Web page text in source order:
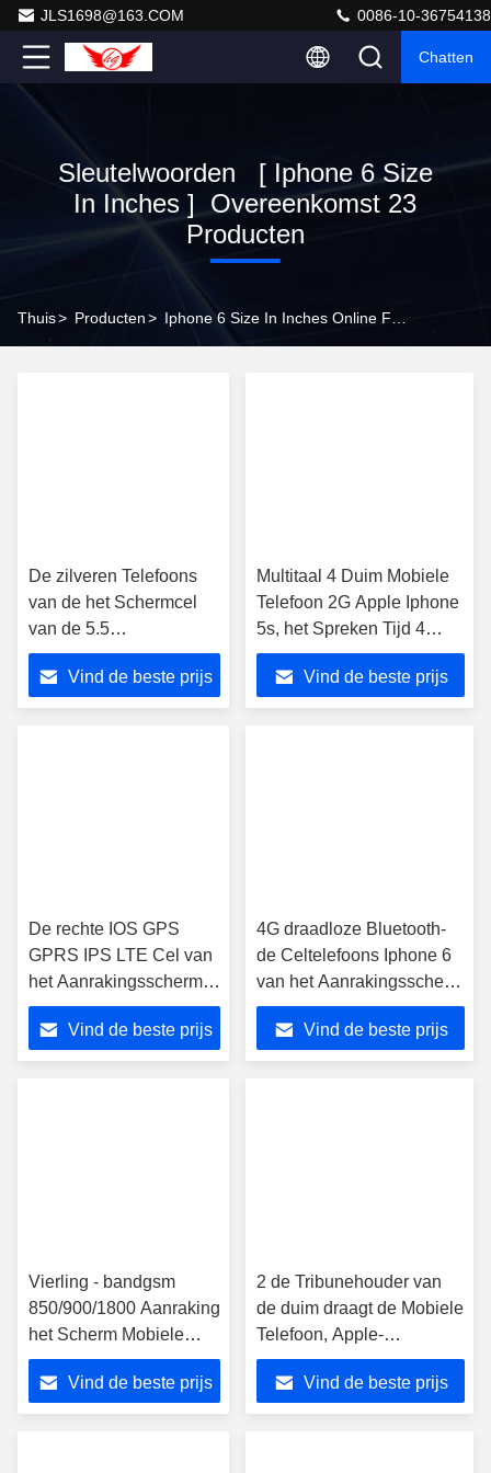
JLS1698@163.COM 0086-10-36754138
Chatten
Sleutelwoorden [ Iphone 6 Size
In Inches ] Overeenkomst 23
Producten
Thuis> Producten>
De zilveren Telefoons
van de het Schermcel
van de 5.5
Duimaanraking,
Smartphone Apple
Iphone 6 plus
Vind de beste prijs
Multitaal 4 Duim Mobiele
Telefoon 2G Apple Iphone
5s, het Spreken Tijd 4
Uren
Vind de beste prijs
De rechte IOS GPS
GPRS IPS LTE Cel van
het Aanrakingsscherm
telefoneert
Geopend/Apple Iphone
5c
Vind de beste prijs
4G draadloze Bluetooth-
de Celtelefoons Iphone 6
van het Aanrakingsscherm
met 1.2 Megapixels
CameraVind de beste prijs
Vierling - bandgsm
850/900/1800 Aanraking
het Scherm Mobiele
Telefoon Apple Iphone
5s
Vind de beste prijs
2 de Tribunehouder van
de duim draagt de Mobiele
Telefoon, Apple-
iPhonepopobe Vinyl
HouderVind de beste prijs